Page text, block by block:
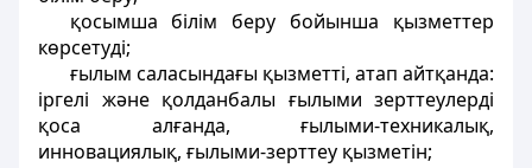
қосымша білім беру бойынша қызметтер
көрсетуді;
ғылым саласындағы қызметтi, атап айтқанда:
iргелi және қолданбалы ғылыми зерттеулердi
қоса алғанда, ғылыми-техникалық,
инновациялық, ғылыми-зерттеу қызметiн;